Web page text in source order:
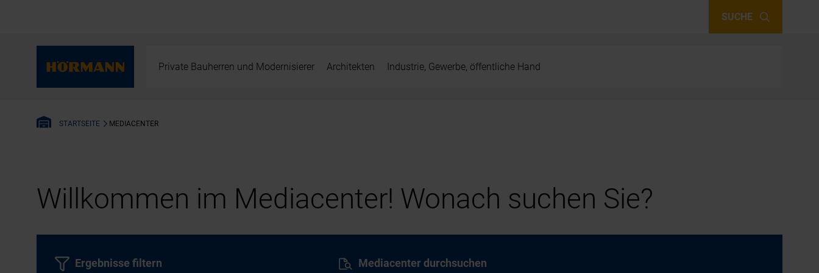
SUCHE
Private Bauherren und Modernisierer Architekten Industrie, Gewerbe, öffentliche Hand
STARTSEITE MEDIACENTER
Willkommen im Mediacenter! Wonach suchen Sie?
Mediacenter durchsuchen
Ergebnisse filtern